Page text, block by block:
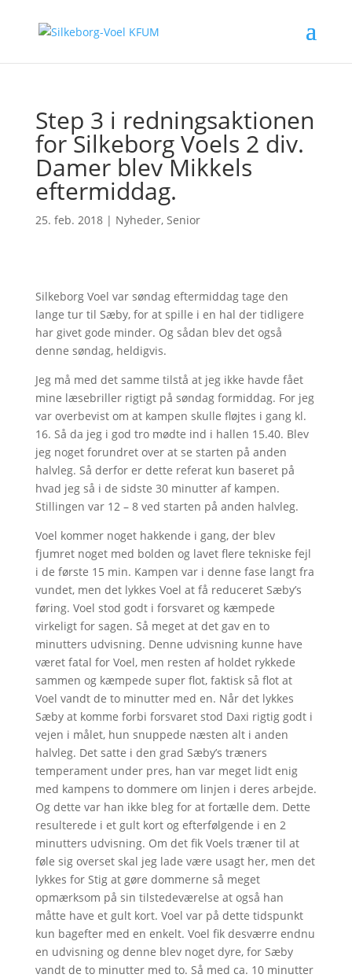
Step 3 i redningsaktionen
for Silkeborg Voels 2 div.
Damer blev Mikkels
eftermiddag.
25. feb. 2018| Nyheder, Senior
Silkeborg Voel var søndag eftermiddag tage den
lange tur til Sæby, for at spille i en hal der tidligere
har givet gode minder. Og sådan blev det også
denne søndag, heldigvis.
Jeg må med det samme tilstå at jeg ikke havde fået
mine læsebriller rigtigt på søndag formiddag. For jeg
var overbevist om at kampen skulle fløjtes i gang kl.
16. Så da jeg i god tro mødte ind i hallen 15.40. Blev
jeg noget forundret over at se starten på anden
halvleg. Så derfor er dette referat kun baseret på
hvad jeg så i de sidste 30 minutter af kampen.
Stillingen var 12 – 8 ved starten på anden halvleg.
Voel kommer noget hakkende i gang, der blev
fjumret noget med bolden og lavet flere tekniske fejl
i de første 15 min. Kampen var i denne fase langt fra
vundet, men det lykkes Voel at få reduceret Sæby’s
føring. Voel stod godt i forsvaret og kæmpede
virkeligt for sagen. Så meget at det gav en to
minutters udvisning. Denne udvisning kunne have
været fatal for Voel, men resten af holdet rykkede
sammen og kæmpede super flot, faktisk så flot at
Voel vandt de to minutter med en. Når det lykkes
Sæby at komme forbi forsvaret stod Daxi rigtig godt i
vejen i målet, hun snuppede næsten alt i anden
halvleg. Det satte i den grad Sæby’s træners
temperament under pres, han var meget lidt enig
med kampens to dommere om linjen i deres arbejde.
Og dette var han ikke bleg for at fortælle dem. Dette
resulterede i et gult kort og efterfølgende i en 2
minutters udvisning. Om det fik Voels træner til at
føle sig overset skal jeg lade være usagt her, men det
lykkes for Stig at gøre dommerne så meget
opmærksom på sin tilstedeværelse at også han
måtte have et gult kort. Voel var på dette tidspunkt
kun bagefter med en enkelt. Voel fik desværre endnu
en udvisning og denne blev noget dyre, for Sæby
vandt de to minutter med to. Så med ca. 10 minutter